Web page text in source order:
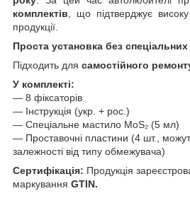
комплектів , що підтверджує
продукції.
Проста установка без спеціальних
Підходить для самостійного
У комплекті:
— 8 фіксаторів
— Інструкція (укр. + рос.)
— Спеціальне мастило MoS₂ (5 мл)
— Проставочні пластини (4 шт.,
залежності від типу обмежувача)
Сертифікація: Продукція
маркування GTIN.